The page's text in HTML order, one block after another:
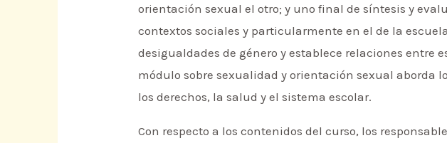
orientación sexual el otro; y uno final de síntesis y
contextos sociales y particularmente en el de la
desigualdades de género y establece relaciones entre
módulo sobre sexualidad y orientación sexual aborda
los derechos, la salud y el sistema escolar.
Con respecto a los contenidos del curso, los